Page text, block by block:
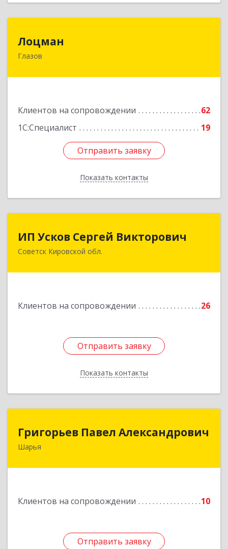
Лоцман
Глазов
Клиентов на сопровождении
62
1С:Специалист
19
Отправить заявку
Показать контакты
427620, Удмуртская Респ, Глазов г, Сибирская
Отправить заявку
Назад
ИП Усков Сергей Викторович
Советск Кировской обл.
Клиентов на сопровождении 26
Отправить заявку
Показать контакты
ИП Усков Сергей Викторович
613340, Кировская обл, Советск г, Дружбы ул,
Отправить заявку
Назад
Григорьев Павел Александрович
Шарья
Клиентов на сопровождении 10
Отправить заявку
157505, Костромская область, город Шарья,
Отправить заявку